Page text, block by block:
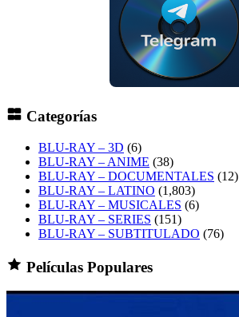
Categorías
BLU-RAY – 3D (6)
BLU-RAY – ANIME (38)
BLU-RAY – DOCUMENTALES (12)
BLU-RAY – LATINO (1,803)
BLU-RAY – MUSICALES (6)
BLU-RAY – SERIES (151)
BLU-RAY – SUBTITULADO (76)
Películas Populares